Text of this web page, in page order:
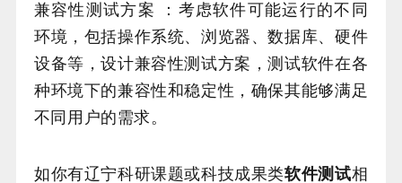
兼容性测试方案 ：考虑软件可能运行的不同
环境，包括操作系统、浏览器、数据库、硬件
设备等，设计兼容性测试方案，测试软件在各
种环境下的兼容性和稳定性，确保其能够满足
不同用户的需求。
如你有辽宁科研课题或科技成果类软件测试相